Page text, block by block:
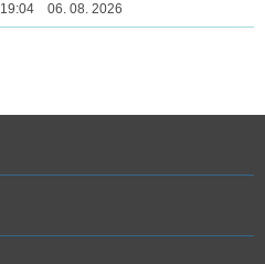
19:04 06. 08. 2026